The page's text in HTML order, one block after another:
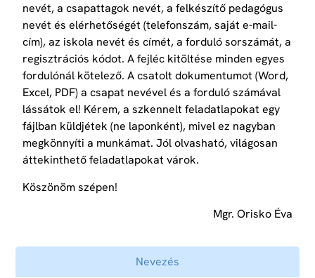
Nevezés
nevét, a csapattagok nevét, a felkészítő pedagógus
nevét és elérhetőségét (telefonszám, saját e-mail-
cím), az iskola nevét és címét, a forduló sorszámát, a
regisztrációs kódot. A fejléc kitöltése minden egyes
fordulónál kötelező. A csatolt dokumentumot (Word,
Excel, PDF) a csapat nevével és a forduló számával
lássátok el! Kérem, a szkennelt feladatlapokat egy
fájlban küldjétek (ne laponként), mivel ez nagyban
megkönnyíti a munkámat. Jól olvasható, világosan
áttekinthető feladatlapokat várok.
Köszönöm szépen!
Mgr. Orisko Éva